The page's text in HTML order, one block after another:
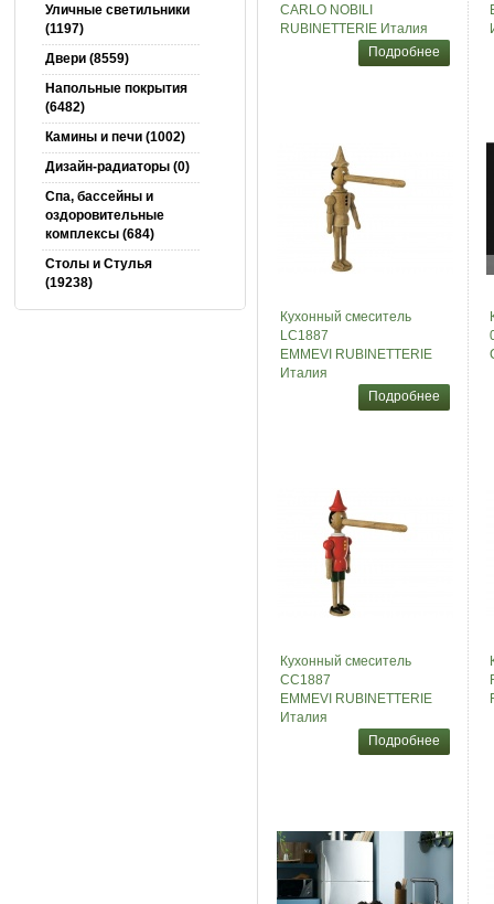
Уличные светильники
(1197)
Двери (8559)
Напольные покрытия
(6482)
Камины и печи (1002)
Дизайн-радиаторы (0)
Спа, бассейны и
оздоровительные
комплексы (684)
Столы и Cтулья
(19238)
CARLO NOBILI
RUBINETTERIE Италия
Подробнее
Кухонный смеситель
LC1887
EMMEVI RUBINETTERIE
Италия
Подробнее
Кухонный смеситель
CC1887
EMMEVI RUBINETTERIE
Италия
Подробнее